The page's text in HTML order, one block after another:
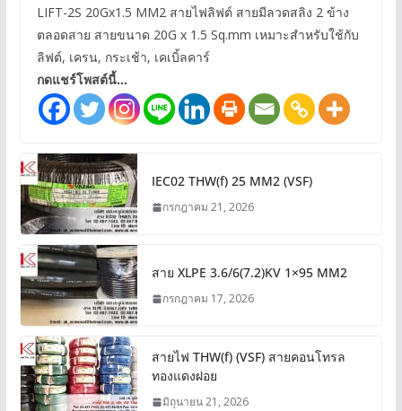
LIFT-2S 20Gx1.5 MM2 สายไฟลิฟต์ สายมีลวดสลิง 2 ข้าง
ตลอดสาย สายขนาด 20G x 1.5 Sq.mm เหมาะสำหรับใช้กับ
ลิฟต์, เครน, กระเช้า, เคเบิ้ลคาร์
กดแชร์โพสต์นี้...
IEC02 THW(f) 25 MM2 (VSF)
กรกฎาคม 21, 2026
สาย XLPE 3.6/6(7.2)KV 1×95 MM2
กรกฎาคม 17, 2026
สายไฟ THW(f) (VSF) สายคอนโทรล
ทองแดงฝอย
มิถุนายน 21, 2026